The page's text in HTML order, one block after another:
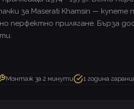
за Maserati Khamsin —
перфектно прилягане. Бърза
Монтаж за 2 минути 1 година